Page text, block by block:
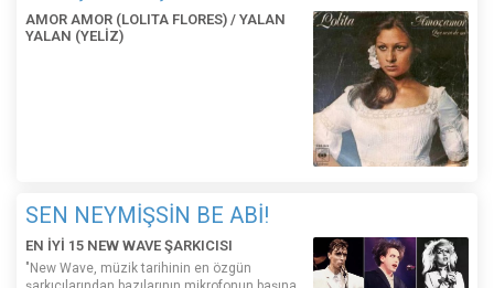
AMOR AMOR (LOLITA FLORES) / YALAN
YALAN (YELİZ)
SEN NEYMİŞSİN BE ABİ!
EN İYİ 15 NEW WAVE ŞARKICISI
"New Wave, müzik tarihinin en özgün